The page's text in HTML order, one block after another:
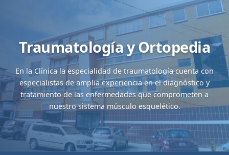
Traumatología y Ortopedia
En la Clínica la especialidad de traumatología cuenta con
especialistas de amplia experiencia en el diagnóstico y
tratamiento de las enfermedades que comprometen a
nuestro sistema músculo esquelético.